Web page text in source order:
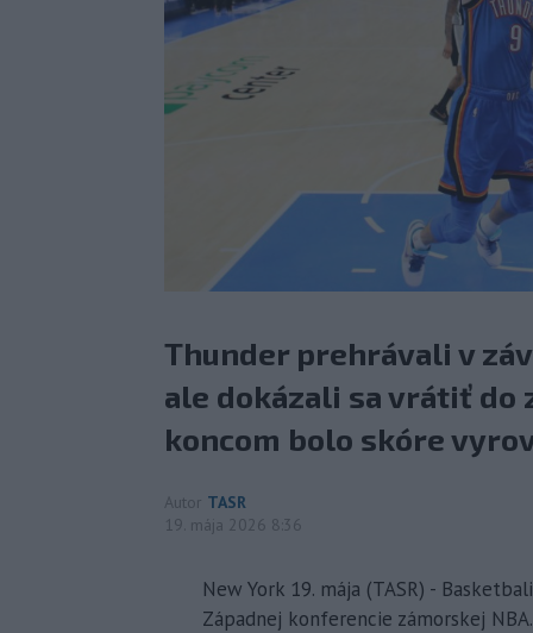
Thunder prehrávali v
ale dokázali sa vrátiť do
koncom bolo skóre
Autor TASR
19. mája 2026 8:36
New York 19. mája (TASR) -
Západnej konferencie zámorskej